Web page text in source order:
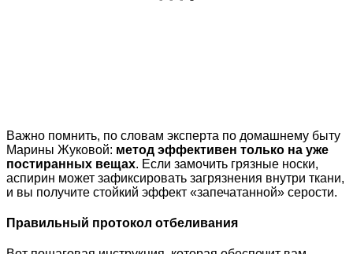
Важно помнить, по словам эксперта по домашнему быту
Марины Жуковой: метод эффективен только на уже
постиранных вещах. Если замочить грязные носки,
аспирин может зафиксировать загрязнения внутри ткани,
и вы получите стойкий эффект «запечатанной» серости.
Правильный протокол отбеливания